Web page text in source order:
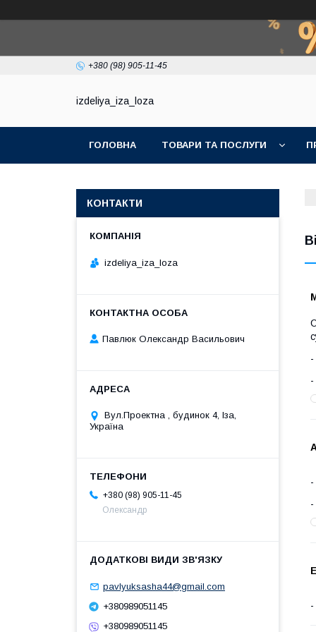
+380 (98) 905-11-45
izdeliya_iza_loza
ГОЛОВНА ТОВАРИ ТА ПОСЛУГИ
КОНТАКТИ
izdeliya_iza_loza
Павлюк Олександр Васильович
Вул.Проектна , будинок 4, Іза,
Україна
+380 (98) 905-11-45
Олександр
pavlyuksasha44@gmail.com
+380989051145
+380989051145